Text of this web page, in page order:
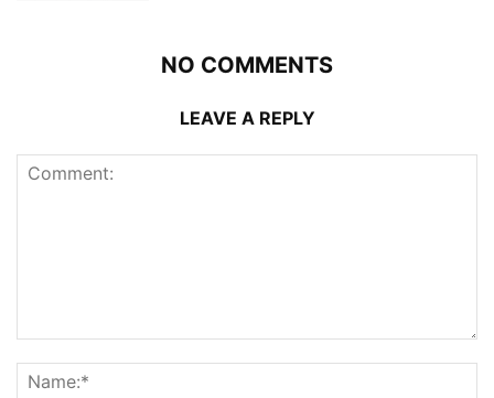
NO COMMENTS
LEAVE A REPLY